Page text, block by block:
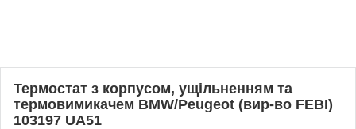
Термостат з корпусом, ущільненням та
термовимикачем BMW/Peugeot (вир-во FEBI)
103197 UA51